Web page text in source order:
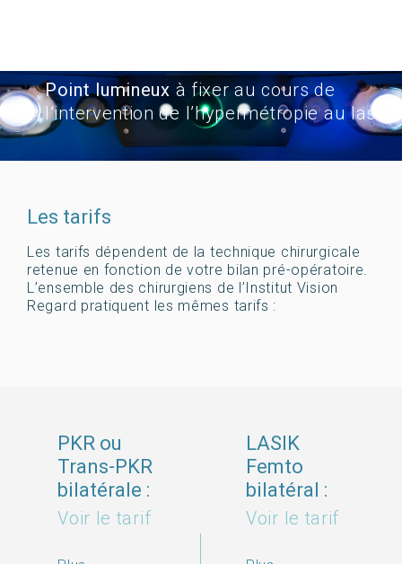
Point lumineux à fixer au cours de
l’intervention de l’hypermétropie au laser
Les tarifs
Les tarifs dépendent de la technique chirurgicale
retenue en fonction de votre bilan pré-opératoire.
L’ensemble des chirurgiens de l’Institut Vision
Regard pratiquent les mêmes tarifs :
PKR ou
Trans-PKR
bilatérale :
Voir le tarif
LASIK
Femto
bilatéral :
Voir le tarif